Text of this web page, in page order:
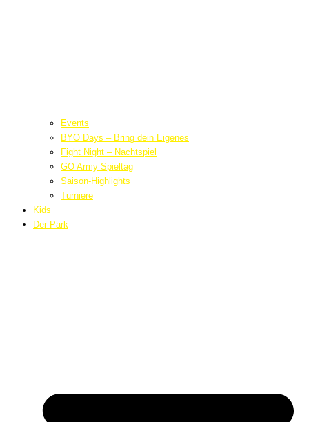
Events
BYO Days – Bring dein Eigenes
Fight Night – Nachtspiel
GO Army Spieltag
Saison-Highlights
Turniere
Kids
Der Park